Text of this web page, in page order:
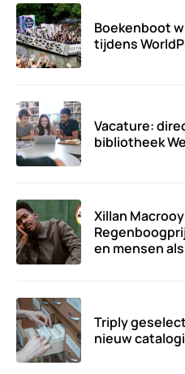
Boekenboot
tijdens
Vacature:
bibliotheek
Xillan
en mensen
Triply
nieuw